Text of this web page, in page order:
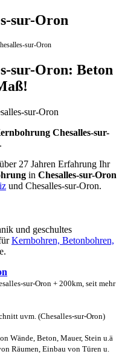
sur-Oron
sur-Oron
sur-Oron: Beton
Chesalles-sur-
.
27 Jahren Erfahrung Ihr
in Chesalles-sur-Oron
und Chesalles-sur-Oron.
und geschultes
Kernbohren, Betonbohren,
sur-Oron + 200km, seit mehr
uvm. (Chesalles-sur-Oron)
Wände, Beton, Mauer, Stein u.ä
Räumen, Einbau von Türen u.